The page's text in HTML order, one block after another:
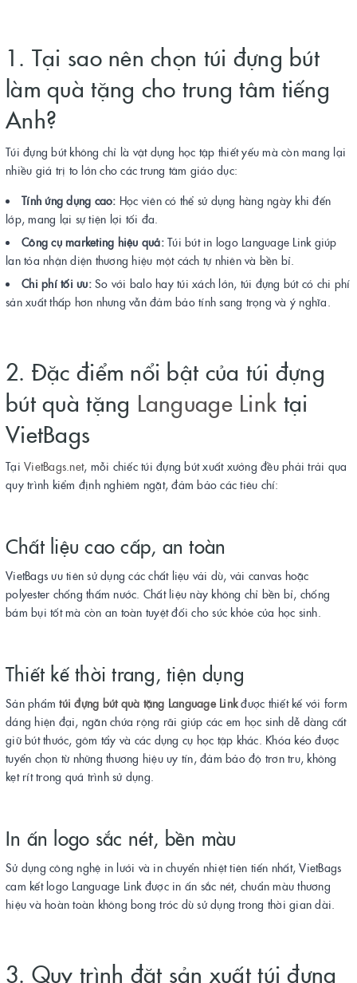
1. Tại sao nên chọn túi đựng bút
làm quà tặng cho trung tâm tiếng
Anh?
Túi đựng bút không chỉ là vật dụng học tập thiết yếu mà còn mang lại
nhiều giá trị to lớn cho các trung tâm giáo dục:
Tính ứng dụng cao: Học viên có thể sử dụng hàng ngày khi đến
lớp, mang lại sự tiện lợi tối đa.
Công cụ marketing hiệu quả:Túi bút in logo Language Link giúp
lan tỏa nhận diện thương hiệu một cách tự nhiên và bền bỉ.
Chi phí tối ưu:So với balo hay túi xách lớn, túi đựng bút có chi phí
sản xuất thấp hơn nhưng vẫn đảm bảo tính sang trọng và ý nghĩa.
2. Đặc điểm nổi bật của túi đựng
bút quà tặng Language Link tại
VietBags
Tại VietBags.net, mỗi chiếc túi đựng bút xuất xưởng đều phải trải qua
quy trình kiểm định nghiêm ngặt, đảm bảo các tiêu chí:
Chất liệu cao cấp, an toàn
VietBags ưu tiên sử dụng các chất liệu vải dù, vải canvas hoặc
polyester chống thấm nước. Chất liệu này không chỉ bền bỉ, chống
bám bụi tốt mà còn an toàn tuyệt đối cho sức khỏe của học sinh.
Thiết kế thời trang, tiện dụng
Sản phẩmtúi đựng bút quà tặng Language Linkđược thiết kế với form
dáng hiện đại, ngăn chứa rộng rãi giúp các em học sinh dễ dàng cất
giữ bút thước, gôm tẩy và các dụng cụ học tập khác. Khóa kéo được
tuyển chọn từ những thương hiệu uy tín, đảm bảo độ trơn tru, không
kẹt rít trong quá trình sử dụng.
In ấn logo sắc nét, bền màu
Sử dụng công nghệ in lưới và in chuyển nhiệt tiên tiến nhất, VietBags
cam kết logo Language Link được in ấn sắc nét, chuẩn màu thương
hiệu và hoàn toàn không bong tróc dù sử dụng trong thời gian dài.
3. Quy trình đặt sản xuất túi đựng